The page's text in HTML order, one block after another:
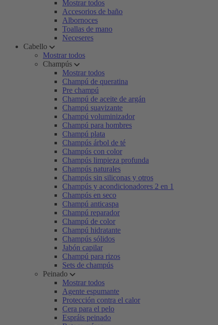
Mostrar todos
Accesorios de baño
Albornoces
Toallas de mano
Neceseres
Cabello
Mostrar todos
Champús
Mostrar todos
Champú de queratina
Pre champú
Champú de aceite de argán
Champú suavizante
Champú voluminizador
Champú para hombres
Champú plata
Champús árbol de té
Champús con color
Champús limpieza profunda
Champús naturales
Champús sin siliconas y otros
Champús y acondicionadores 2 en 1
Champús en seco
Champú anticaspa
Champú reparador
Champú de color
Champú hidratante
Champús sólidos
Jabón capilar
Champú para rizos
Sets de champús
Peinado
Mostrar todos
Agente espumante
Protección contra el calor
Cera para el pelo
Espráis peinado